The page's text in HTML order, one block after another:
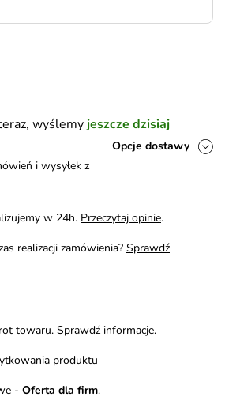
wyślemy jeszcze dzisiaj
Opcje dostawy
i wysyłek z
w 24h. Przeczytaj opinie.
realizacji zamówienia? Sprawdź
towaru. Sprawdź informacje.
produktu
- Oferta dla firm.